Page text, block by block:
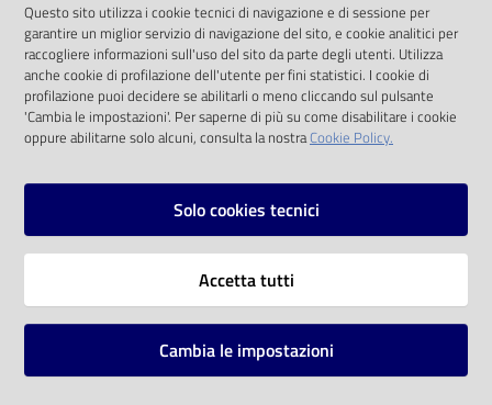
Eventi
Chiedi al
bibliotecario
solo alle condizioni previste dalla direttiva
comunitaria 2003/98/CE e dal d.lgs. 36/2006
SOCIAL
Instagram
Vai alla pagina
Mappa del sito
Questo sito utilizza i cookie tecnici di navigazione e di sessione per
garantire un miglior servizio di navigazione del sito, e cookie analitici per
raccogliere informazioni sull'uso del sito da parte degli utenti. Utilizza
anche cookie di profilazione dell'utente per fini statistici. I cookie di
profilazione puoi decidere se abilitarli o meno cliccando sul pulsante
'Cambia le impostazioni'. Per saperne di più su come disabilitare i cookie
oppure abilitarne solo alcuni, consulta la nostraCookie Policy.
Solo cookies tecnici
Accetta tutti
Cambia le impostazioni